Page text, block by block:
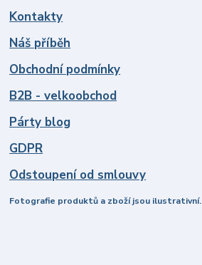
Kontakty
Náš příběh
Obchodní podmínky
B2B - velkoobchod
Párty blog
GDPR
Odstoupení od smlouvy
Fotografie produktů a zboží jsou ilustrativní.